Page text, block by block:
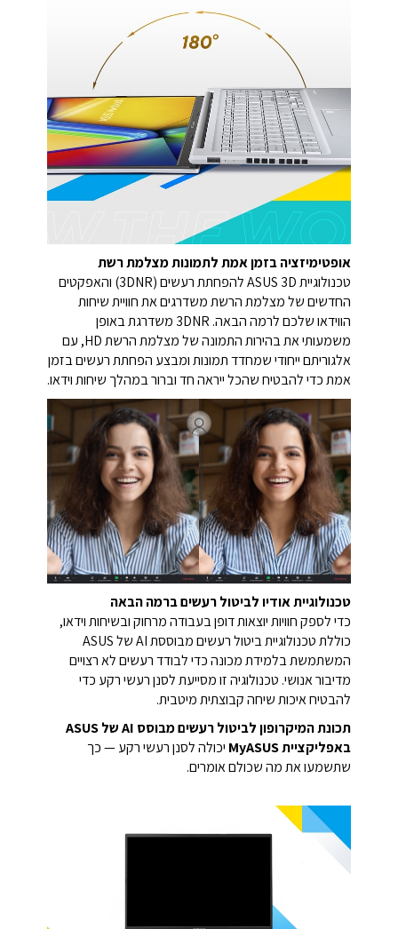
אופטימיזציה בזמן אמת לתמונות מצלמת רשת
טכנולוגיית ASUS 3D להפחתת רעשים (3DNR) והאפקטים
החדשים של מצלמת הרשת משדרגים את חוויית שיחות
הווידאו שלכם לרמה הבאה. 3DNR משדרגת באופן
משמעותי את בהירות התמונה של מצלמת הרשת HD, עם
אלגוריתם ייחודי שמחדד תמונות ומבצע הפחתת רעשים בזמן
אמת כדי להבטיח שהכל ייראה חד וברור במהלך שיחות וידאו.
טכנולוגיית אודיו לביטול רעשים ברמה הבאה
כדי לספק חוויות יוצאות דופן בעבודה מרחוק ובשיחות וידאו,
כוללת טכנולוגיית ביטול רעשים מבוססת AI של ASUS
המשתמשת בלמידת מכונה כדי לבודד רעשים לא רצויים
מדיבור אנושי. טכנולוגיה זו מסייעת לסנן רעשי רקע כדי
להבטיח איכות שיחה קבוצתית מיטבית.
תכונת המיקרופון לביטול רעשים מבוסס AI של ASUS
באפליקציית MyASUS
יכולה לסנן רעשי רקע — כך
שתשמעו את מה שכולם אומרים.